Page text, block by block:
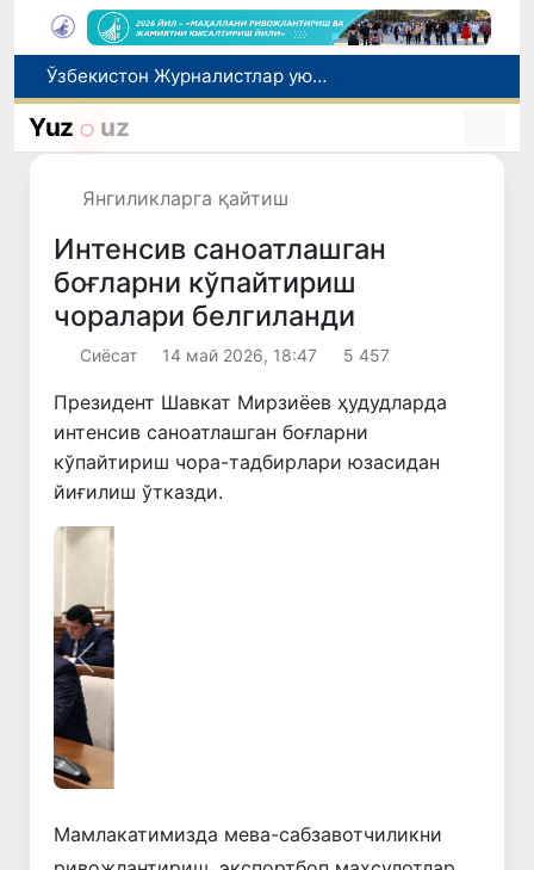
Ўзбекистон Журналистлар уюшмаси қошида Блогерлар ижодий кенгаши ташкил этилди
Кредит ва молиявий хизматлар рекламасига огоҳлантириш талаби киритилади
Yuz uz
Янгиликларга қайтиш
Интенсив саноатлашган
боғларни кўпайтириш
чоралари белгиланди
Сиёсат 14 май 2026, 18:47 5 457
Президент Шавкат Мирзиёев ҳудудларда
интенсив саноатлашган боғларни
кўпайтириш чора-тадбирлари юзасидан
йиғилиш ўтказди.
Олдинги
Мамлакатимизда мева-сабзавотчиликни